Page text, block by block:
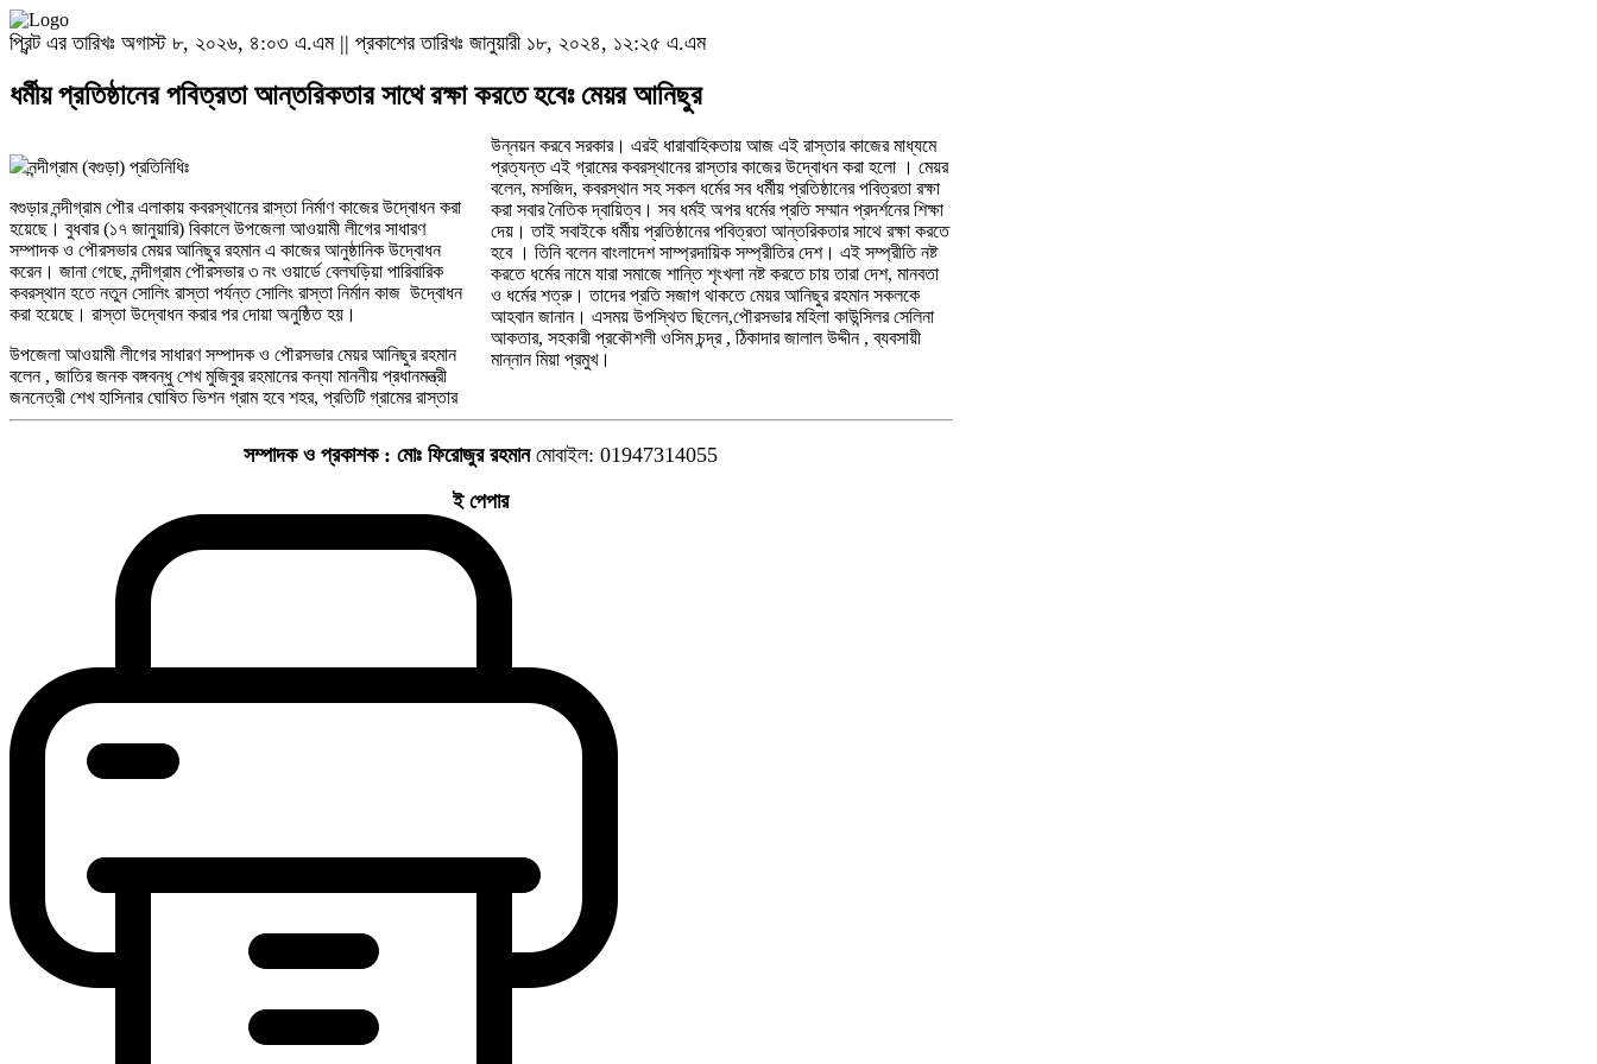
প্রিন্ট এর তারিখঃ অগাস্ট ৮, ২০২৬, ৪:০৩ এ.এম || প্রকাশের তারিখঃ জানুয়ারী ১৮, ২০২৪, ১২:২৫ এ.এম
ধর্মীয় প্রতিষ্ঠানের পবিত্রতা আন্তরিকতার সাথে রক্ষা করতে হবেঃ মেয়র আনিছুর
নন্দীগ্রাম (বগুড়া) প্রতিনিধিঃ
বগুড়ার নন্দীগ্রাম পৌর এলাকায় কবরস্থানের রাস্তা নির্মাণ কাজের উদ্বোধন করা
হয়েছে। বুধবার (১৭ জানুয়ারি) বিকালে উপজেলা আওয়ামী লীগের সাধারণ
সম্পাদক ও পৌরসভার মেয়র আনিছুর রহমান এ কাজের আনুষ্ঠানিক উদ্বোধন
করেন। জানা গেছে, নন্দীগ্রাম পৌরসভার ৩ নং ওয়ার্ডে বেলঘড়িয়া পারিবারিক
কবরস্থান হতে নতুন সোলিং রাস্তা পর্যন্ত সোলিং রাস্তা নির্মান কাজ উদ্বোধন
করা হয়েছে। রাস্তা উদ্বোধন করার পর দোয়া অনুষ্ঠিত হয়।
উপজেলা আওয়ামী লীগের সাধারণ সম্পাদক ও পৌরসভার মেয়র আনিছুর রহমান
বলেন , জাতির জনক বঙ্গবন্ধু শেখ মুজিবুর রহমানের কন্যা মাননীয় প্রধানমন্ত্রী
জননেত্রী শেখ হাসিনার ঘোষিত ভিশন গ্রাম হবে শহর, প্রতিটি গ্রামের রাস্তার
উন্নয়ন করবে সরকার। এরই ধারাবাহিকতায় আজ এই রাস্তার কাজের মাধ্যমে
প্রত্যন্ত এই গ্রামের কবরস্থানের রাস্তার কাজের উদ্বোধন করা হলো । মেয়র
বলেন, মসজিদ, কবরস্থান সহ সকল ধর্মের সব ধর্মীয় প্রতিষ্ঠানের পবিত্রতা রক্ষা
করা সবার নৈতিক দ্বায়িত্ব। সব ধর্মই অপর ধর্মের প্রতি সম্মান প্রদর্শনের শিক্ষা
দেয়। তাই সবাইকে ধর্মীয় প্রতিষ্ঠানের পবিত্রতা আন্তরিকতার সাথে রক্ষা করতে
হবে । তিনি বলেন বাংলাদেশ সাম্প্রদায়িক সম্প্রীতির দেশ। এই সম্প্রীতি নষ্ট
করতে ধর্মের নামে যারা সমাজে শান্তি শৃংখলা নষ্ট করতে চায় তারা দেশ, মানবতা
ও ধর্মের শত্রু। তাদের প্রতি সজাগ থাকতে মেয়র আনিছুর রহমান সকলকে
আহবান জানান। এসময় উপস্থিত ছিলেন,পৌরসভার মহিলা কাউন্সিলর সেলিনা
আকতার, সহকারী প্রকৌশলী ওসিম চন্দ্র , ঠিকাদার জালাল উদ্দীন , ব্যবসায়ী
মান্নান মিয়া প্রমুখ।
সম্পাদক ও প্রকাশক : মোঃ ফিরোজুর রহমানমোবাইল: 01947314055
ই পেপার